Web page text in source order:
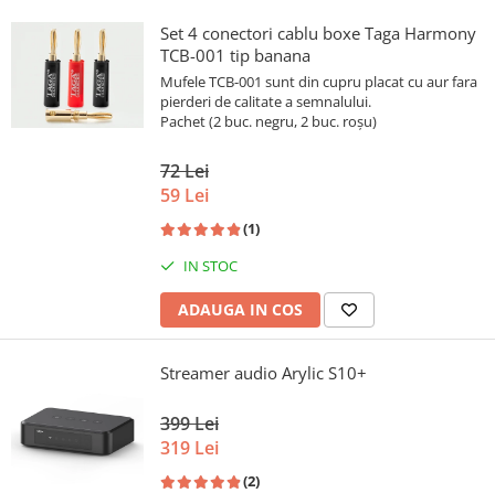
Set 4 conectori cablu boxe Taga Harmony
TCB-001 tip banana
Mufele TCB-001 sunt din cupru placat cu aur fara
pierderi de calitate a semnalului.
Pachet (2 buc. negru, 2 buc. roșu)
72 Lei
59 Lei
(1)
IN STOC
ADAUGA IN COS
Streamer audio Arylic S10+
399 Lei
319 Lei
(2)